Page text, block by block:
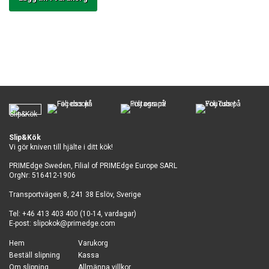
Slip&Kök
Vi gör kniven till hjälte i ditt kök!
PRIMEdge Sweden, Filial of PRIMEdge Europe SARL
OrgNr: 516412-1906
Transportvägen 8, 241 38 Eslöv, Sverige
Tel: +46 413 403 400 (10-14, vardagar)
E-post: slipokok@primedge.com
Hem
Beställ slipning
Om slipning
Varukorg
Kassa
Allmänna villkor